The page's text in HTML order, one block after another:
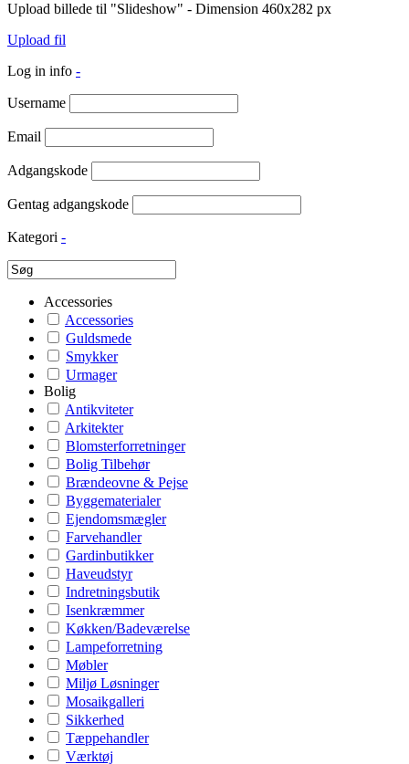
Upload billede til "Slideshow" - Dimension 460x282 px
Upload fil
Log in info -
Username
Email
Adgangskode
Gentag adgangskode
Kategori -
Accessories
Accessories
Guldsmede
Smykker
Urmager
Bolig
Antikviteter
Arkitekter
Blomsterforretninger
Bolig Tilbehør
Brændeovne & Pejse
Byggematerialer
Ejendomsmægler
Farvehandler
Gardinbutikker
Haveudstyr
Indretningsbutik
Isenkræmmer
Køkken/Badeværelse
Lampeforretning
Møbler
Miljø Løsninger
Mosaikgalleri
Sikkerhed
Tæppehandler
Værktøj